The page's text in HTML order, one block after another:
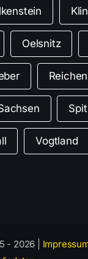
Oelsnitz
Vogtland
- 2026 |